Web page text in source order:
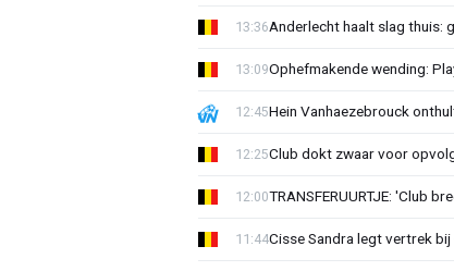
Anderlecht haalt slag thuis:
13:36
Ophefmakende wending:
13:09
Hein Vanhaezebrouck
12:45
Club dokt zwaar voor
12:25
TRANSFERUURTJE: 'Club
12:00
Cisse Sandra legt vertrek
11:44